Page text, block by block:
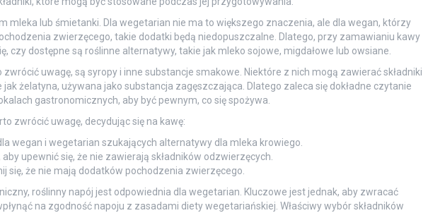
mleka lub śmietanki. Dla wegetarian nie ma to większego znaczenia, ale dla wegan, którzy
zwierzęcego, takie dodatki będą niedopuszczalne. Dlatego, przy zamawianiu kawy
czy dostępne są roślinne alternatywy, takie jak mleko sojowe, migdałowe lub owsiane.
uwagę, są syropy i inne substancje smakowe. Niektóre z nich mogą zawierać składniki
żelatyna, używana jako substancja zagęszczająca. Dlatego zaleca się dokładne czytanie
gastronomicznych, aby być pewnym, co się spożywa.
zwrócić uwagę, decydując się na kawę:
wegan i wegetarian szukających alternatywy dla mleka krowiego.
aby upewnić się, że nie zawierają składników odzwierzęcych.
się, że nie mają dodatków pochodzenia zwierzęcego.
roślinny napój jest odpowiednia dla wegetarian. Kluczowe jest jednak, aby zwracać
na zgodność napoju z zasadami diety wegetariańskiej. Właściwy wybór składników